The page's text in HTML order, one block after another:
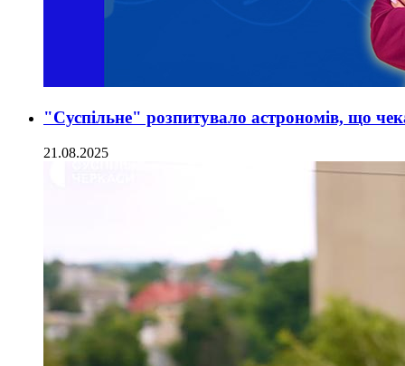
"Суспільне" розпитувало астрономів, що
21.08.2025